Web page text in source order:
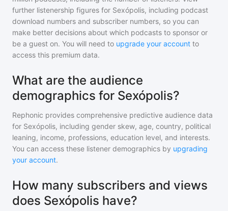
further listenership figures for Sexópolis, including podcast
download numbers and subscriber numbers, so you can
make better decisions about which podcasts to sponsor or
be a guest on. You will need to upgrade your account to
access this premium data.
What are the audience
demographics for Sexópolis?
Rephonic provides comprehensive predictive audience data
for Sexópolis, including gender skew, age, country, political
leaning, income, professions, education level, and interests.
You can access these listener demographics by upgrading
your account.
How many subscribers and views
does Sexópolis have?